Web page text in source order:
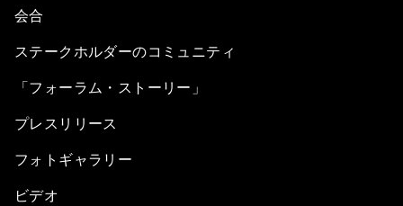
会合
ステークホルダーのコミュニティ
「フォーラム・ストーリー」
プレスリリース
フォトギャラリー
ビデオ